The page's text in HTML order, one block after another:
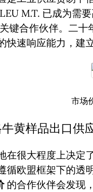
M.T. 已成为需
键合作伙伴。二十
快速响应能力，建
市场
黄样品出口供
在很大程度上决定
循欧盟框架下的透
的合作伙伴会发现